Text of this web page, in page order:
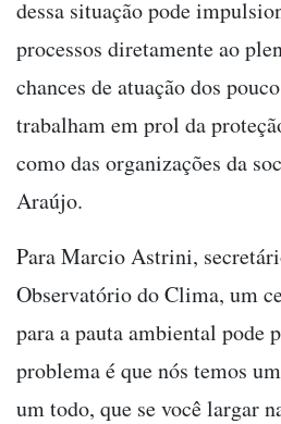
dessa situação pode
processos diretamente ao
chances de atuação dos
trabalham em prol da
como das organizações da
Araújo.
Para Marcio Astrini,
Observatório do Clima, um
para a pauta ambiental pode
problema é que nós temos
um todo, que se você largar